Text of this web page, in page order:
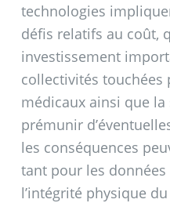
technologies
défis relatifs au coût,
investissement
collectivités touchées
médicaux ainsi que
prémunir
les conséquences
tant pour les
l’intégrité physique